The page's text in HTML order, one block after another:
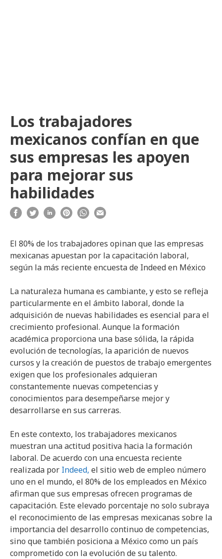
Los trabajadores
mexicanos confían en que
sus empresas les apoyen
para mejorar sus
habilidades
El 80% de los trabajadores opinan que las empresas
mexicanas apuestan por la capacitación laboral,
según la más reciente encuesta de Indeed en México
La naturaleza humana es cambiante, y esto se refleja
particularmente en el ámbito laboral, donde la
adquisición de nuevas habilidades es esencial para el
crecimiento profesional. Aunque la formación
académica proporciona una base sólida, la rápida
evolución de tecnologías, la aparición de nuevos
cursos y la creación de puestos de trabajo emergentes
exigen que los profesionales adquieran
constantemente nuevas competencias y
conocimientos para desempeñarse mejor y
desarrollarse en sus carreras.
En este contexto, los trabajadores mexicanos
muestran una actitud positiva hacia la formación
laboral. De acuerdo con una encuesta reciente
realizada por Indeed, el sitio web de empleo número
uno en el mundo, el 80% de los empleados en México
afirman que sus empresas ofrecen programas de
capacitación. Este elevado porcentaje no solo subraya
el reconocimiento de las empresas mexicanas sobre la
importancia del desarrollo continuo de competencias,
sino que también posiciona a México como un país
comprometido con la evolución de su talento.